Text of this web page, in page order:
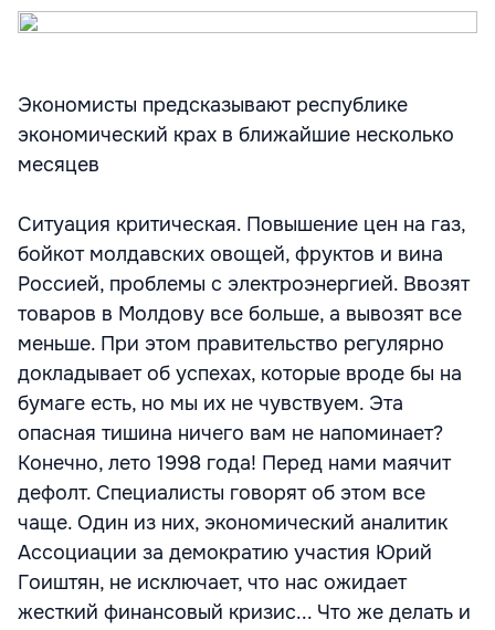
Экономисты предсказывают республике
экономический крах в ближайшие несколько
месяцев
Ситуация критическая. Повышение цен на газ,
бойкот молдавских овощей, фруктов и вина
Россией, проблемы с электроэнергией. Ввозят
товаров в Молдову все больше, а вывозят все
меньше. При этом правительство регулярно
докладывает об успехах, которые вроде бы на
бумаге есть, но мы их не чувствуем. Эта
опасная тишина ничего вам не напоминает?
Конечно, лето 1998 года! Перед нами маячит
дефолт. Специалисты говорят об этом все
чаще. Один из них, экономический аналитик
Ассоциации за демократию участия Юрий
Гоиштян, не исключает, что нас ожидает
жесткий финансовый кризис... Что же делать и